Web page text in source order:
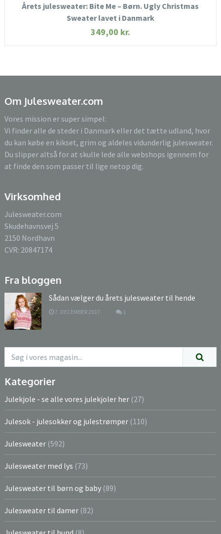
Årets julesweater: Bite Me – Børn. Ugly Christmas
Sweater lavet i Danmark
349,00 kr.
Om Julesweater.com
Vores mission er super simpel:
Vi finder alle de steder i Danmark eller det tætte udland, hvor
du kan købe en kikset, grim og aldeles vidunderlig julesweater.
Du slipper altså for at skulle lede alle webshops igennem for
at finde den som passer til lige netop dig.
Virksomhed
Julesweater.com
Skudehavnsvej 5
2150 Nordhavn
CVR: 20847174
Fra bloggen
Sådan vælger du årets julesweater til hende
7. DECEMBER 2017 1
Kategorier
Julekjole - se alle vores julekjoler her (27)
Julesok - julesokker og julestrømper (110)
Julesweater (592)
Julesweater med lys (73)
Julesweater til børn og baby (89)
Julesweater til damer (82)